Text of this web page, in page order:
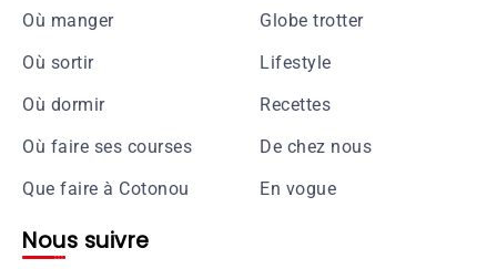
Où manger
Où sortir
Où dormir
Où faire ses courses
Que faire à Cotonou
Globe trotter
Lifestyle
Recettes
De chez nous
En vogue
Nous suivre